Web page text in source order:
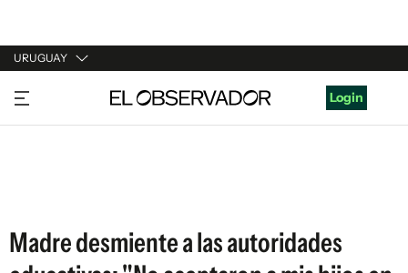
URUGUAY
URUGUAY
ARGENTINA
Login
Madre desmiente a las autoridades